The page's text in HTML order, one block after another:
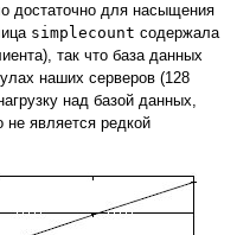
достаточно для насыщения
simplecount содержала
так что база данных
наших серверов (128
над базой данных,
не является редкой